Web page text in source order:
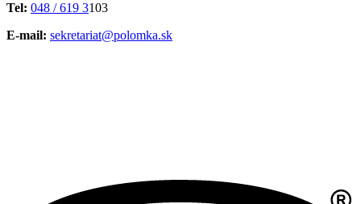
Tel: 048 / 619 3103
E-mail: sekretariat@polomka.sk